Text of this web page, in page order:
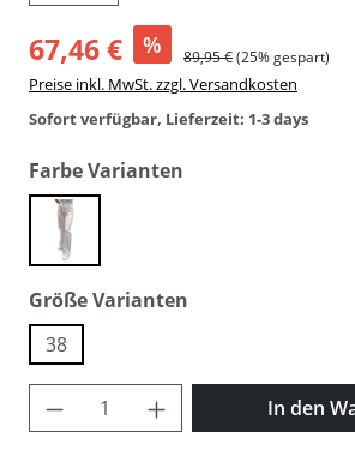
67,46 € % 89,95 €(25% gespart)
Preise inkl. MwSt. zzgl. Versandkosten
Sofort verfügbar, Lieferzeit: 1-3 days
Farbe Varianten
snow white
Größe Varianten
38
Produkt Anzahl: GibIn den